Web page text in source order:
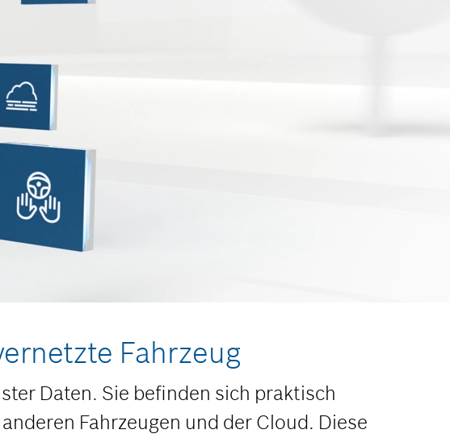
Fahrzeug
Daten. Sie befinden sich praktisch
Fahrzeugen und der Cloud. Diese